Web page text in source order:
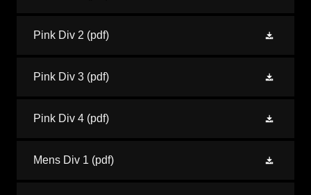
Pink Div 2 (pdf)
Pink Div 3 (pdf)
Pink Div 4 (pdf)
Mens Div 1 (pdf)